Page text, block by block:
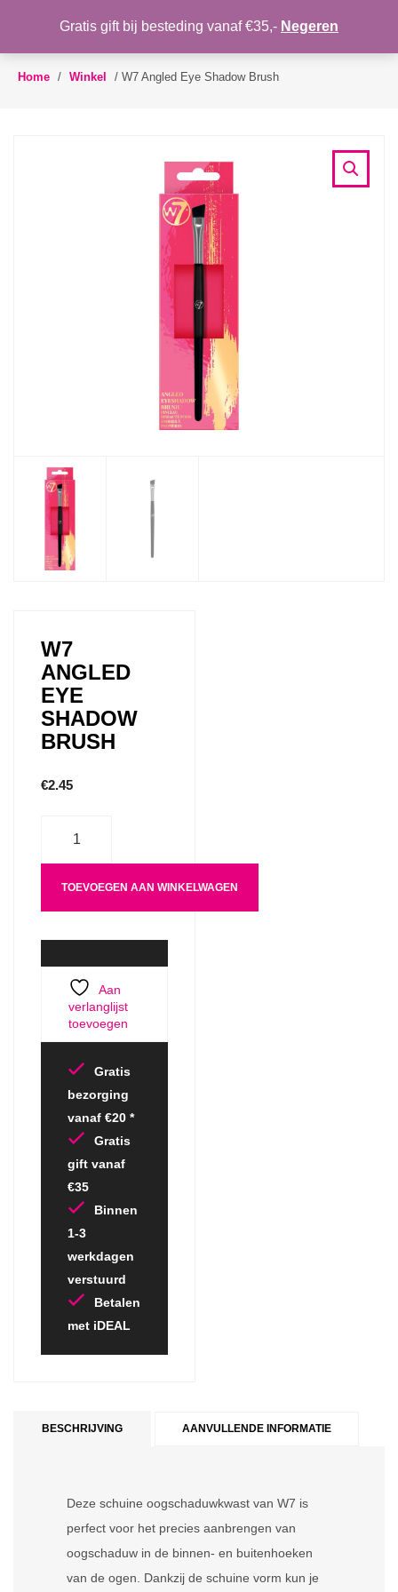
Toggle
WENSLIJST
Home / Winkel / W7 Angled Eye Shadow Brush
W7
ANGLED
EYE
SHADOW
BRUSH
€2.45
TOEVOEGEN AAN WINKELWAGEN
Aan
verlanglijst
toevoegen
Gratis
bezorging
vanaf €20 *
Gratis
gift vanaf
€35
Binnen
1-3
werkdagen
verstuurd
Betalen
met iDEAL
BESCHRIJVING AANVULLENDE INFORMATIE
Deze schuine oogschaduwkwast van W7 is
perfect voor het precies aanbrengen van
oogschaduw in de binnen- en buitenhoeken
van de ogen. Dankzij de schuine vorm kun je
Gratis gift bij besteding vanaf €35,- Negeren